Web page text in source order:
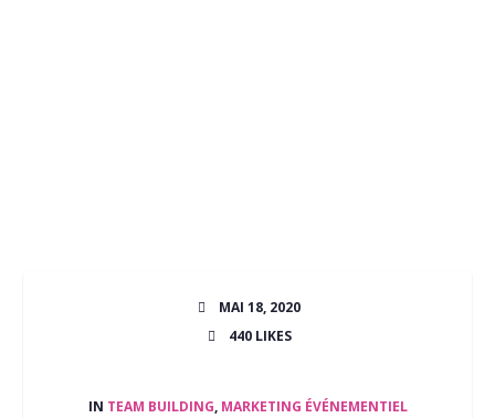
MAI 18, 2020
440 LIKES
IN TEAM BUILDING, MARKETING ÉVÉNEMENTIEL